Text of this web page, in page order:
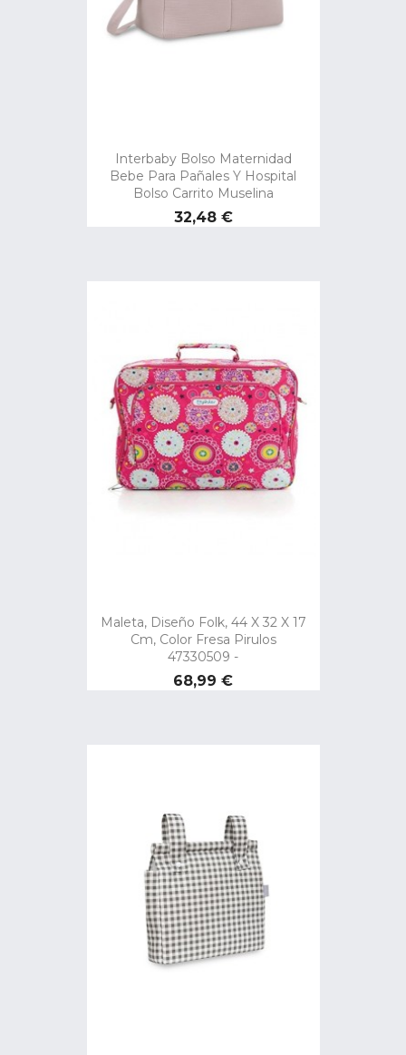
Interbaby Bolso Maternidad
Bebe Para Pañales Y Hospital
Bolso Carrito Muselina
Precio
32,48 €
Maleta, Diseño Folk, 44 X 32 X 17
Cm, Color Fresa Pirulos
47330509 -
Precio
68,99 €